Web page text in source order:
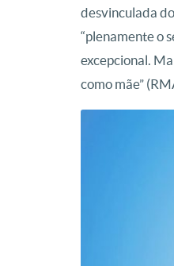
desvinculada
“plenamente o
excepcional.
como mãe”